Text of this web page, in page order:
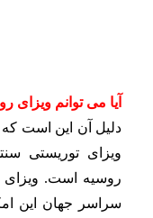
آیا می توانم ویزای
دلیل آن این است
ویزای توریستی
روسیه است. ویزای
سراسر جهان این